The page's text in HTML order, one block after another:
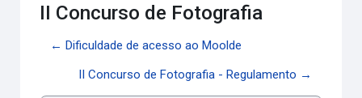
II Concurso de Fotografia
← Dificuldade de acesso ao Moolde
II Concurso de Fotografia - Regulamento →